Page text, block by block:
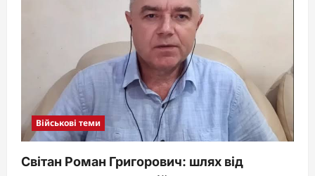
Військові теми
Світан Роман Григорович: шлях від